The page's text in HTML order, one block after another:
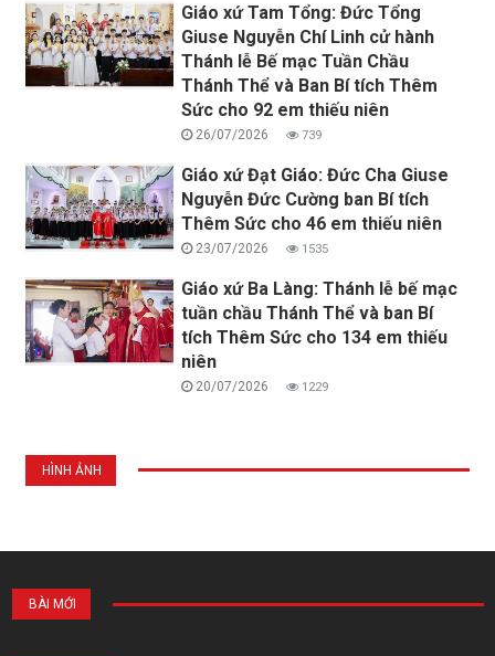
Giáo xứ Tam Tổng: Đức Tổng
Giuse Nguyễn Chí Linh cử hành
Thánh lễ Bế mạc Tuần Chầu
Thánh Thể và Ban Bí tích Thêm
Sức cho 92 em thiếu niên
26/07/2026 739
Giáo xứ Đạt Giáo: Đức Cha Giuse
Nguyễn Đức Cường ban Bí tích
Thêm Sức cho 46 em thiếu niên
23/07/2026 1535
Giáo xứ Ba Làng: Thánh lễ bế mạc
tuần chầu Thánh Thể và ban Bí
tích Thêm Sức cho 134 em thiếu
niên
20/07/2026 1229
HÌNH ẢNH
BÀI MỚI